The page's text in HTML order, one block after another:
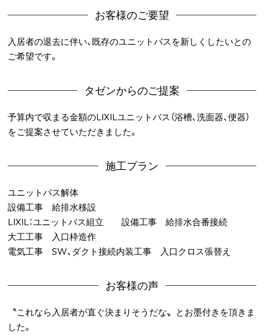
お客様のご要望
入居者の退去に伴い、既存のユニットバスを新しくしたいとの
ご希望です。
タゼンからのご提案
予算内で収まる金額のLIXILユニットバス（浴槽、洗面器、便器）
をご提案させていただきました。
施工プラン
ユニットバス解体
設備工事 給排水移設
LIXIL：ユニットバス組立 設備工事 給排水合番接続
大工工事 入口枠造作
電気工事 SW、ダクト接続内装工事 入口クロス張替え
お客様の声
〝これなら入居者が直ぐ決まりそうだな〟とお墨付きを頂きま
した。